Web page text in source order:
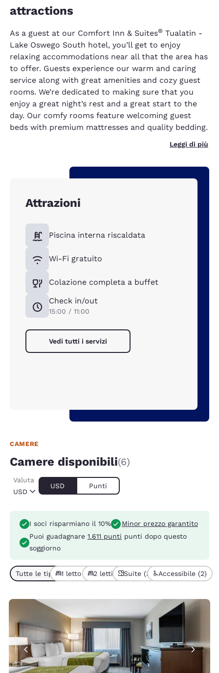
attractions
As a guest at our Comfort Inn & Suites® Tualatin -
Lake Oswego South hotel, you’ll get to enjoy
relaxing accommodations near all that the area has
to offer. Guests experience our warm and caring
service along with great amenities and cozy guest
rooms. We’re dedicated to making sure that you
enjoy a great night’s rest and a great start to the
day. Our comfy rooms feature welcoming guest
beds with premium mattresses and quality bedding.
Leggi di più
Attrazioni
Piscina interna riscaldata
Wi-Fi gratuito
Colazione completa a buffet
Check in/out
15:00 / 11:00
Vedi tutti i servizi
CAMERE
Camere disponibili(6)
USD
Valuta
USD Punti
I soci risparmiano il 10%
Minor prezzo garantito
Puoi guadagnare 1.611 punti punti dopo questo
soggiorno
Tutte le tipologie di camera (6)
1 letto (5)2 letti (1)Suite (3) Accessibile (2)